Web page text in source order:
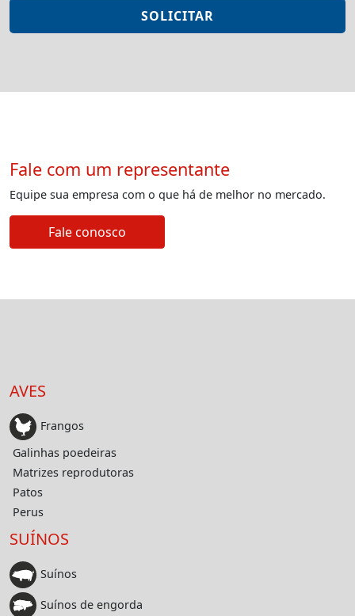
Fale com um representante
Equipe sua empresa com o que há de melhor no mercado.
Fale conosco
AVES
Frangos
Galinhas poedeiras
Matrizes reprodutoras
Patos
Perus
SUÍNOS
Suínos
Suínos de engorda